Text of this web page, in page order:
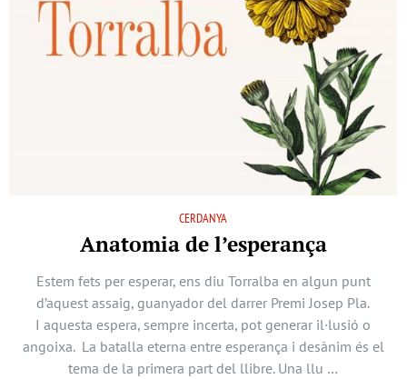
CERDANYA
Anatomia de l’esperança
Estem fets per esperar, ens diu Torralba en algun punt
d’aquest assaig, guanyador del darrer Premi Josep Pla.
I aquesta espera, sempre incerta, pot generar il·lusió o
angoixa. La batalla eterna entre esperança i desànim és el
tema de la primera part del llibre. Una llu …